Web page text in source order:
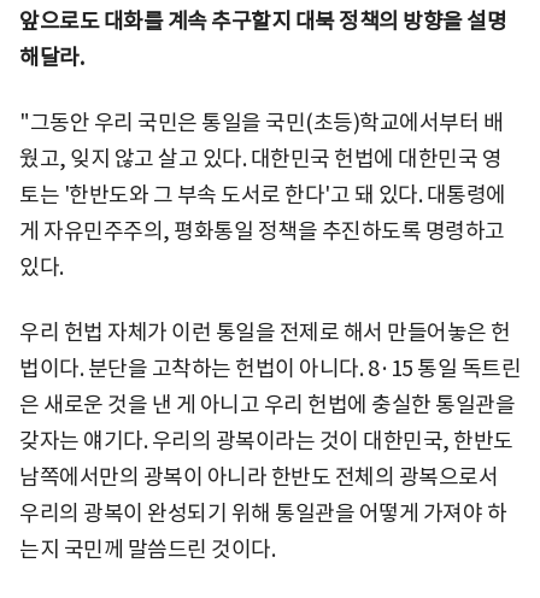
앞으로도 대화를 계속 추구할지 대북 정책의 방향을 설명
해달라.
"그동안 우리 국민은 통일을 국민(초등)학교에서부터 배
웠고, 잊지 않고 살고 있다. 대한민국 헌법에 대한민국 영
토는 '한반도와 그 부속 도서로 한다'고 돼 있다. 대통령에
게 자유민주주의, 평화통일 정책을 추진하도록 명령하고
있다.
우리 헌법 자체가 이런 통일을 전제로 해서 만들어놓은 헌
법이다. 분단을 고착하는 헌법이 아니다. 8·15 통일 독트린
은 새로운 것을 낸 게 아니고 우리 헌법에 충실한 통일관을
갖자는 얘기다. 우리의 광복이라는 것이 대한민국, 한반도
남쪽에서만의 광복이 아니라 한반도 전체의 광복으로서
우리의 광복이 완성되기 위해 통일관을 어떻게 가져야 하
는지 국민께 말씀드린 것이다.